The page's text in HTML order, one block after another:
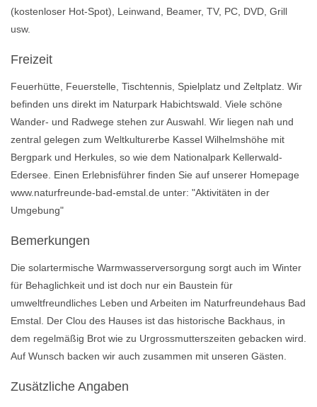
(kostenloser Hot-Spot), Leinwand, Beamer, TV, PC, DVD, Grill
usw.
Freizeit
Feuerhütte, Feuerstelle, Tischtennis, Spielplatz und Zeltplatz. Wir
befinden uns direkt im Naturpark Habichtswald. Viele schöne
Wander- und Radwege stehen zur Auswahl. Wir liegen nah und
zentral gelegen zum Weltkulturerbe Kassel Wilhelmshöhe mit
Bergpark und Herkules, so wie dem Nationalpark Kellerwald-
Edersee. Einen Erlebnisführer finden Sie auf unserer Homepage
www.naturfreunde-bad-emstal.de unter: "Aktivitäten in der
Umgebung"
Bemerkungen
Die solartermische Warmwasserversorgung sorgt auch im Winter
für Behaglichkeit und ist doch nur ein Baustein für
umweltfreundliches Leben und Arbeiten im Naturfreundehaus Bad
Emstal. Der Clou des Hauses ist das historische Backhaus, in
dem regelmäßig Brot wie zu Urgrossmutterszeiten gebacken wird.
Auf Wunsch backen wir auch zusammen mit unseren Gästen.
Zusätzliche Angaben